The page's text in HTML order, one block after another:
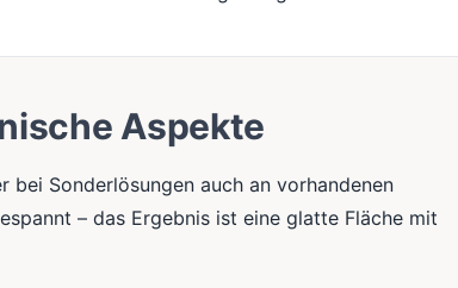
Aspekte
Sonderlösungen auch an vorhandenen
– das Ergebnis ist eine glatte Fläche mit